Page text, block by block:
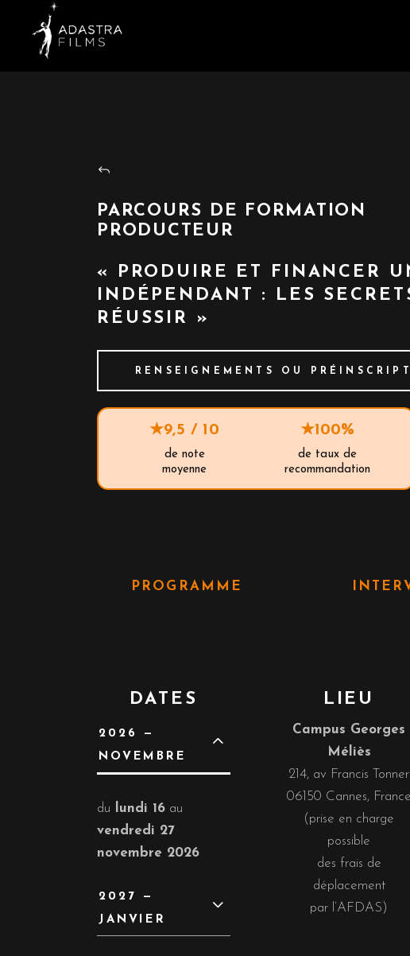
PARCOURS DE FORMATION
PRODUCTEUR
« PRODUIRE ET FINANCER
INDÉPENDANT : LES
RÉUSSIR »
RENSEIGNEMENTS OU
★9,5 / 10
de note
moyenne
★100%
de taux de
recommandation
PROGRAMME
DATES
2026 —
NOVEMBRE
du lundi 16 au
vendredi 27
novembre 2026
2027 —
JANVIER
LIEU
Campus Georges
Méliès
214, av Francis Tonner
06150 Cannes, France
(prise en charge
possible
des frais de
déplacement
par l’AFDAS)